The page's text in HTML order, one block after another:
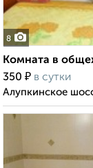
8
Комната в
350 ₽ в сутки
Алупкинское